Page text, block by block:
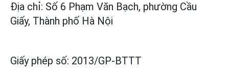
Địa chỉ: Số 6 Phạm Văn Bạch, phường Cầu
Giấy, Thành phố Hà Nội
Giấy phép số: 2013/GP-BTTT